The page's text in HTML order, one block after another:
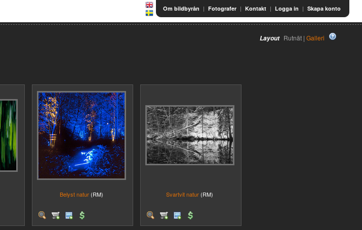
Om bildbyrån | Fotografer | Kontakt | Logga in | Skapa konto
Layout Rutnät | Galleri
Belyst natur (RM) Svartvit natur (RM)